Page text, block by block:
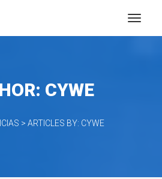
CYWE
> ARTICLES BY: CYWE